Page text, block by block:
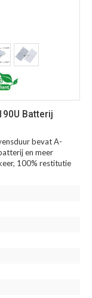
Batterij
bevat A-
en meer
100% restitutie